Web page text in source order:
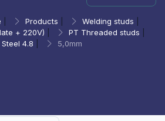
Products Welding studs
+ 220V)
PT Threaded studs
Steel 4.8
5,0mm